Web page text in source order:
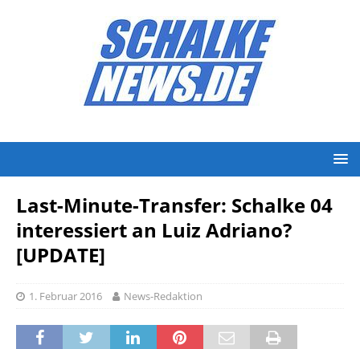
Last-Minute-Transfer: Schalke 04
interessiert an Luiz Adriano?
[UPDATE]
1. Februar 2016 News-Redaktion